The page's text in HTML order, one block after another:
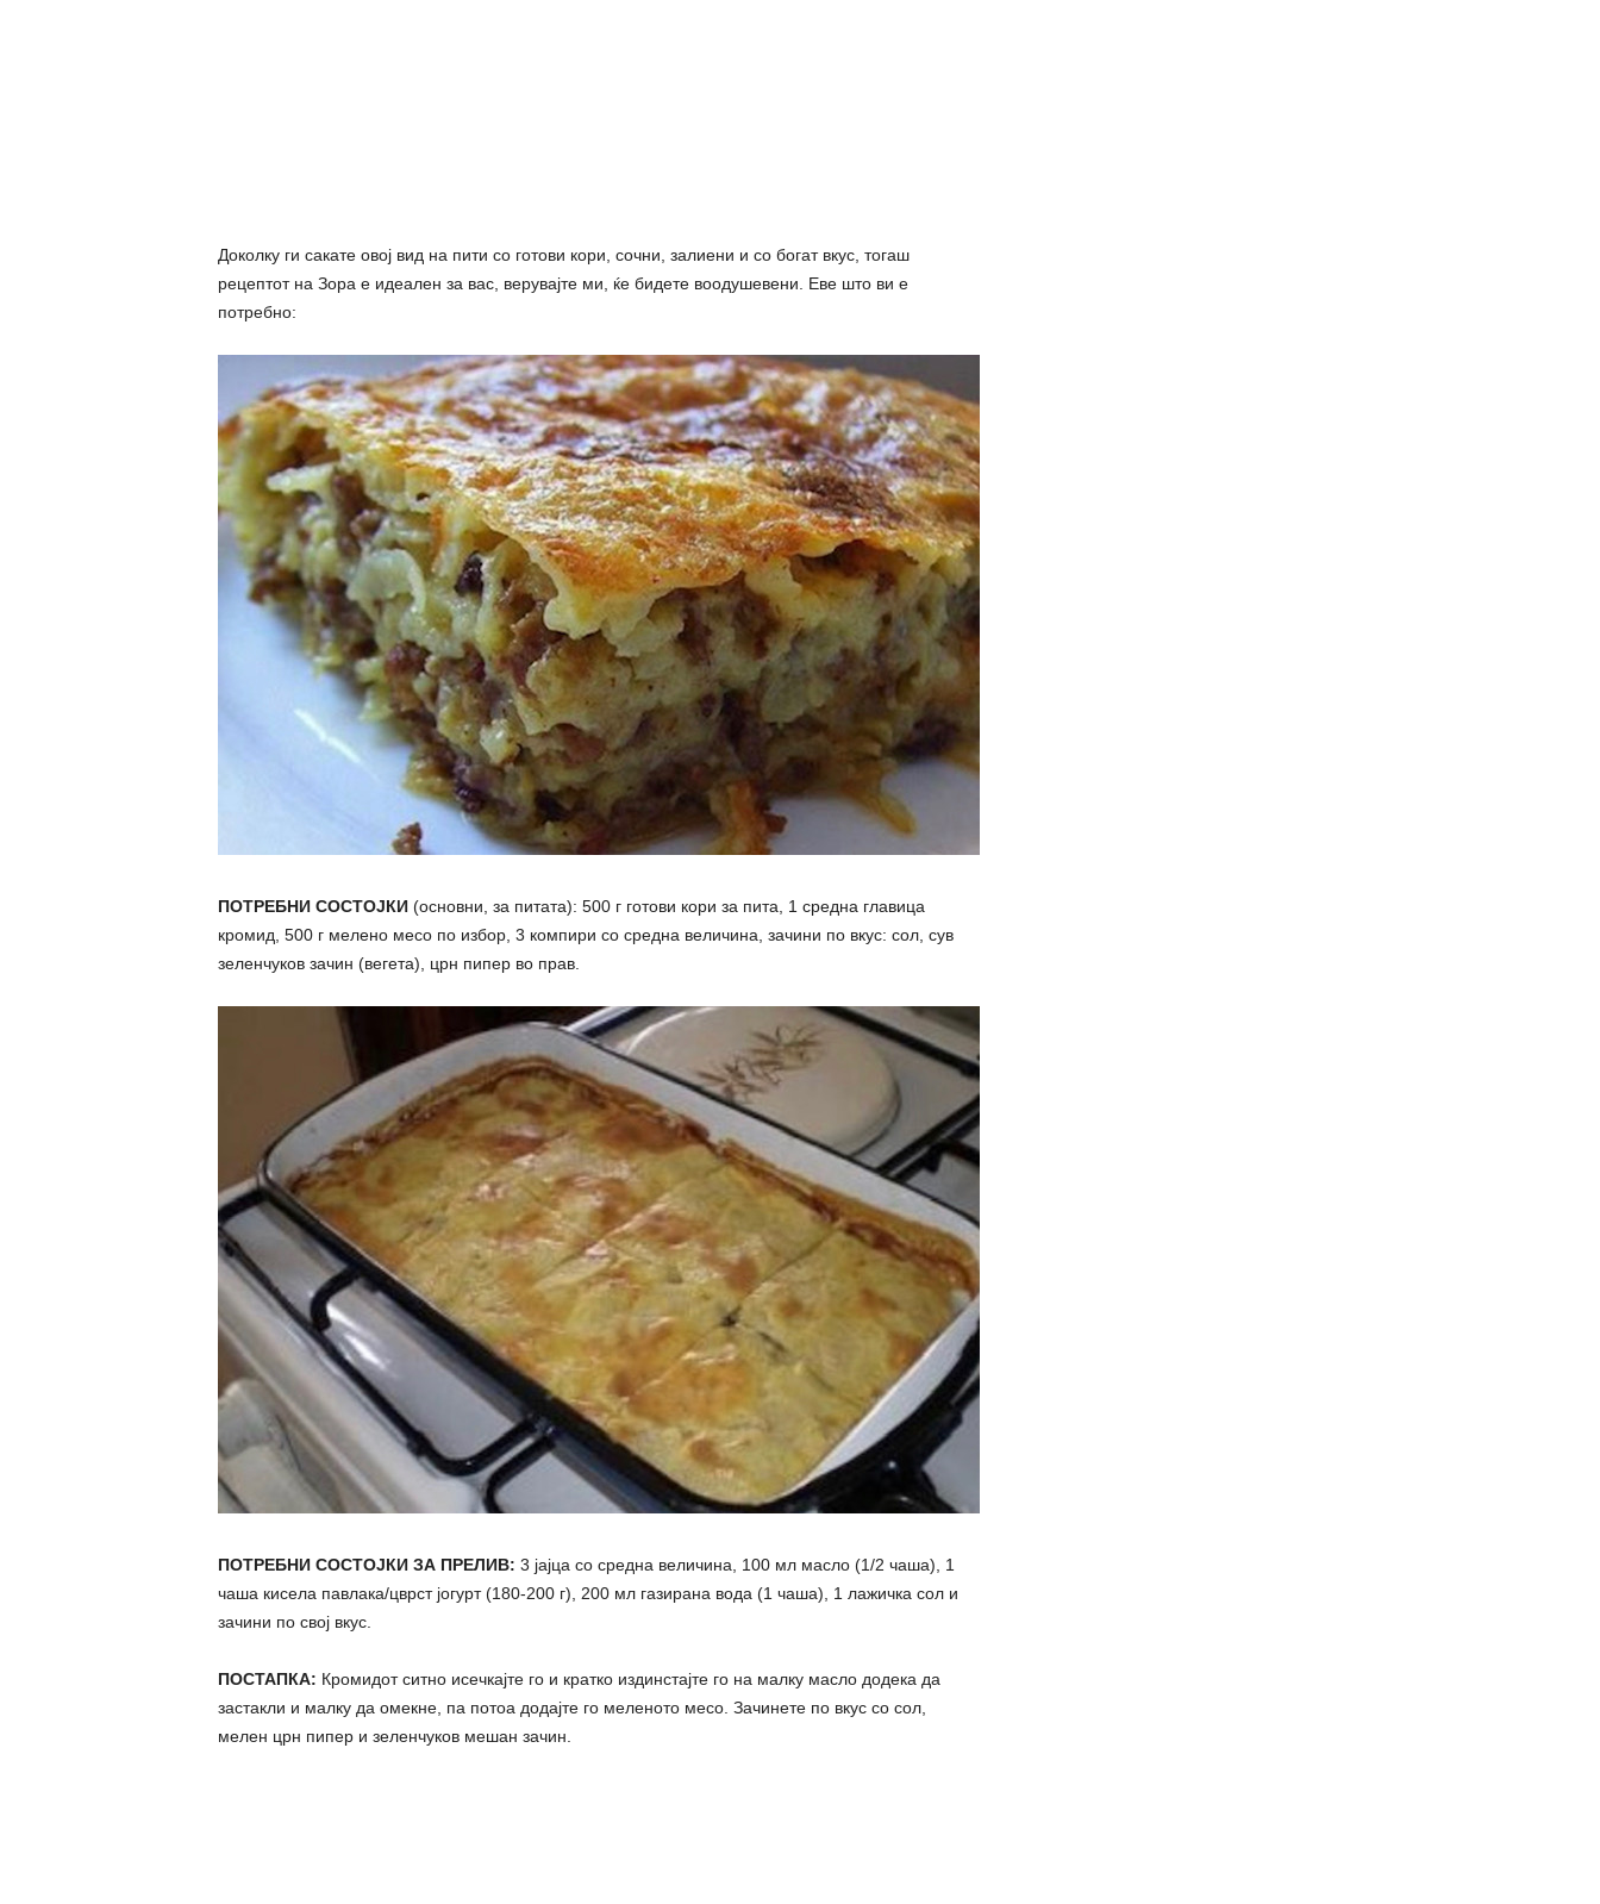
Доколку ги сакате овој вид на пити со готови кори, сочни, залиени и со богат вкус, тогаш
рецептот на Зора е идеален за вас, верувајте ми, ќе бидете воодушевени. Еве што ви е
потребно:
ПОТРЕБНИ СОСТОЈКИ(основни, за питата): 500 г готови кори за пита, 1 средна главица
кромид, 500 г мелено месо по избор, 3 компири со средна величина, зачини по вкус: сол, сув
зеленчуков зачин (вегета), црн пипер во прав.
ПОТРЕБНИ СОСТОЈКИ ЗА ПРЕЛИВ: 3 јајца со средна величина, 100 мл масло (1/2 чаша), 1
чаша кисела павлака/цврст јогурт (180-200 г), 200 мл газирана вода (1 чаша), 1 лажичка сол и
зачини по свој вкус.
ПОСТАПКА: Кромидот ситно исечкајте го и кратко издинстајте го на малку масло додека да
застакли и малку да омекне, па потоа додајте го меленото месо. Зачинете по вкус со сол,
мелен црн пипер и зеленчуков мешан зачин.